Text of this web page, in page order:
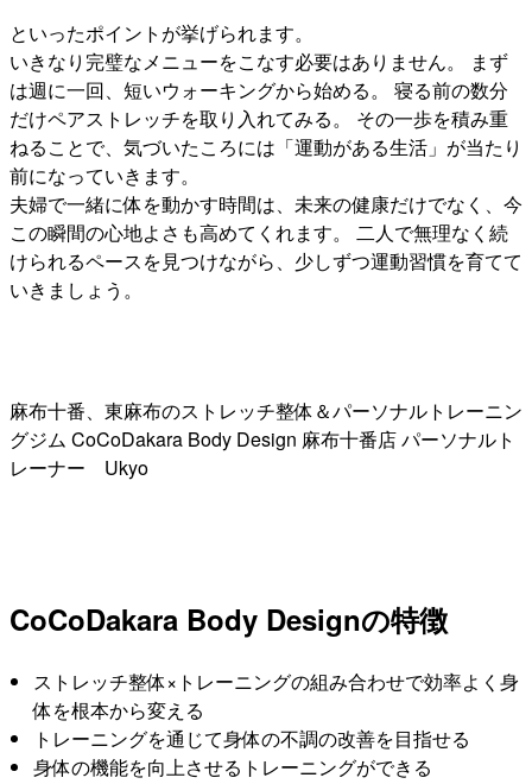
といったポイントが挙げられます。
いきなり完璧なメニューをこなす必要はありません。 まず
は週に一回、短いウォーキングから始める。 寝る前の数分
だけペアストレッチを取り入れてみる。 その一歩を積み重
ねることで、気づいたころには「運動がある生活」が当たり
前になっていきます。
夫婦で一緒に体を動かす時間は、未来の健康だけでなく、今
この瞬間の心地よさも高めてくれます。 二人で無理なく続
けられるペースを見つけながら、少しずつ運動習慣を育てて
いきましょう。
麻布十番、東麻布のストレッチ整体＆パーソナルトレーニン
グジム CoCoDakara Body Design 麻布十番店 パーソナルト
レーナー Ukyo
CoCoDakara Body Designの特徴
ストレッチ整体×トレーニングの組み合わせで効率よく身
体を根本から変える
トレーニングを通じて身体の不調の改善を目指せる
身体の機能を向上させるトレーニングができる